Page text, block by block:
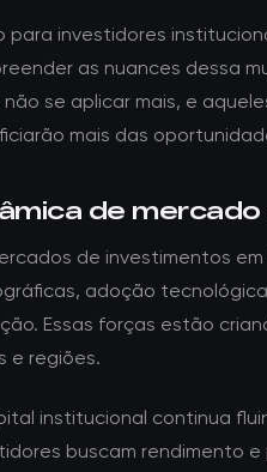
para investidores
as nuances dessa
se aplicar mais, e
mais das
de
de investimentos
adoção
Essas forças estão
e regiões.
institucional continua
buscam rendimento